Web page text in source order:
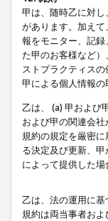
甲は、随時乙に対
があります。加え
報をモニター、記
た甲のお客様など
ストプラクティス
甲による個人情報の
乙は、 (a) 甲および
および甲の関連会
規約の規定を厳密
る決定及び更新、
によって提供した
乙は、法の運用に
規約は両当事者お